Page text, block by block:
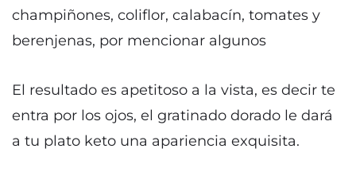
champiñones, coliflor, calabacín, tomates y
berenjenas, por mencionar algunos
El resultado es apetitoso a la vista, es decir te
entra por los ojos, el gratinado dorado le dará
a tu plato keto una apariencia exquisita.